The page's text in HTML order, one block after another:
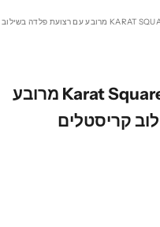
טואוס שעון אנלוגי KARAT SQUARED מרובע עם רצועת פלדה בשילוב
טואוס שעון אנלוגי Karat Squared מרובע
קריסטלים